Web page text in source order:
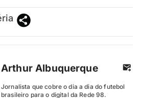
Arthur Albuquerque
Jornalista que cobre o dia a dia do futebol
brasileiro para o digital da Rede 98.